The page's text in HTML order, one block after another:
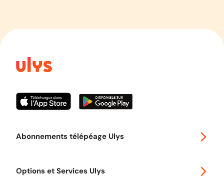
Abonnements télépéage Ulys
Options et Services Ulys